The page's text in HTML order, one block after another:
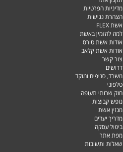
מדיניות הפרטיות
הצהרת נגישות
אשת FLEX
למה להזמין באשת
אודות אשת טורס
אודות אשת קלאב
צור קשר
דרושים
משרד, סניפים ומוקד
טלפוני
חוק שרותי תעופה
נופש קבוצות
מגזין אשת
מדריך יעדים
ביטול עסקה
מפת אתר
שאלות ותשובות